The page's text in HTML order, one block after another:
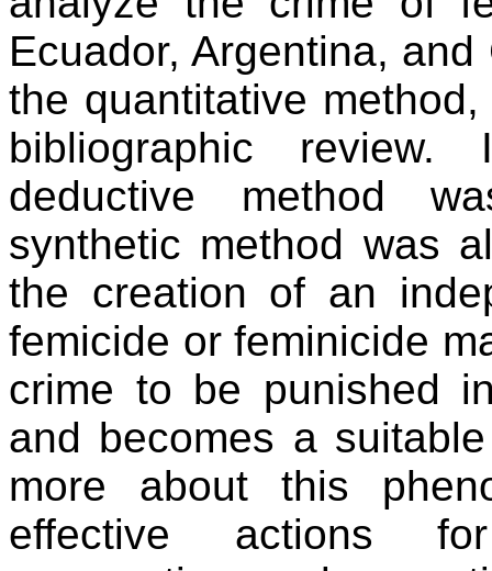
Ecuador, Argentina,
the quantitative
bibliographic
deductive method
synthetic method was
the creation of an
femicide or feminicide
crime to be punished
and becomes a
more about this
effective actions